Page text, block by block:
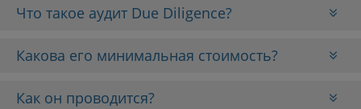
Что такое аудит Due Diligence?
Какова его минимальная стоимость?
Как он проводится?